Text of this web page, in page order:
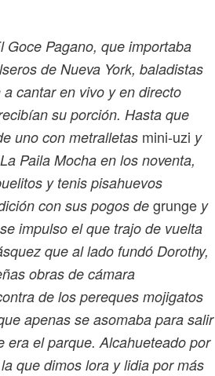
Pagano, que importaba
de Nueva York, baladistas
cantar en vivo y en directo
su porción. Hasta que
uno con metralletas mini-uzi y
Paila Mocha en los noventa,
y tenis pisahuevos
con sus pogos degrunge y
impulso el que trajo de vuelta
que al lado fundó Dorothy,
obras de cámara
de los pereques mojigatos
apenas se asomaba para salir
era el parque. Alcahueteado por
que dimos lora y lidia por más